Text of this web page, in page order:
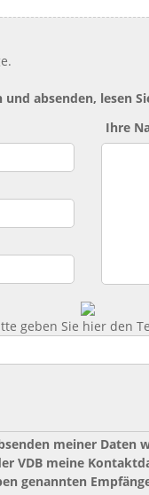
absenden, lesen
Ihre
geben Sie hier den
meiner Daten
VDB meine
genannten